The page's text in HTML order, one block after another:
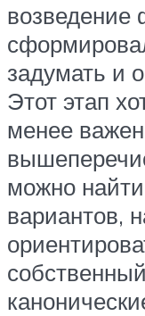
возведение
задумать и
Этот этап
менее
можно
вариантов,